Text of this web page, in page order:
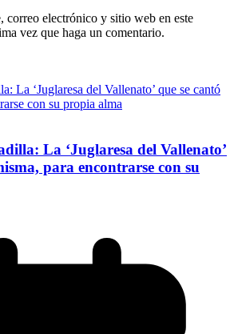
correo electrónico y sitio web en este
vez que haga un comentario.
La ‘Juglaresa del Vallenato’
para encontrarse con su